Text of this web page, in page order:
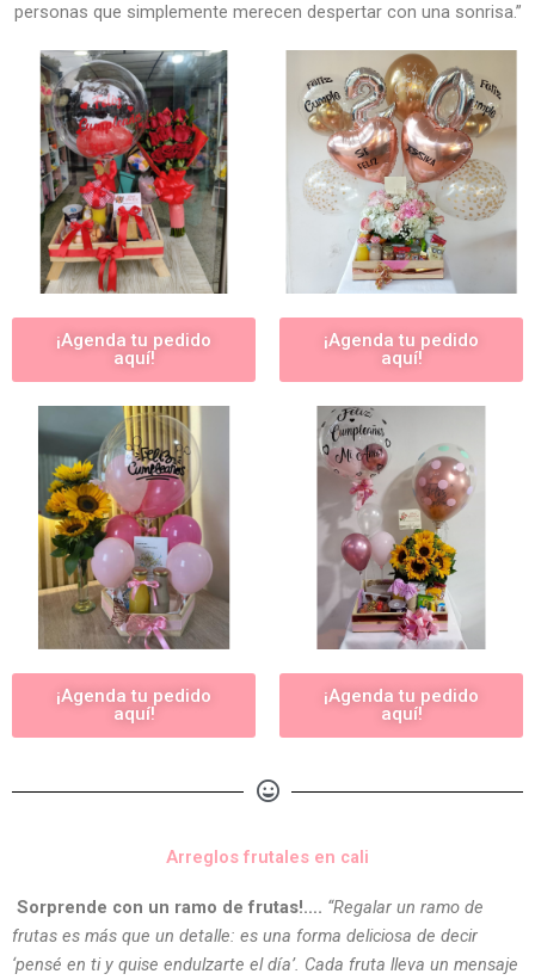
personas que simplemente merecen despertar con una sonrisa.”
¡Agenda tu pedido
aquí!
¡Agenda tu pedido
aquí!
¡Agenda tu pedido
aquí!
¡Agenda tu pedido
aquí!
Arreglos frutales en cali
Sorprende con un ramo de frutas!…. “Regalar un ramo de
frutas es más que un detalle: es una forma deliciosa de decir
‘pensé en ti y quise endulzarte el día’. Cada fruta lleva un mensaje